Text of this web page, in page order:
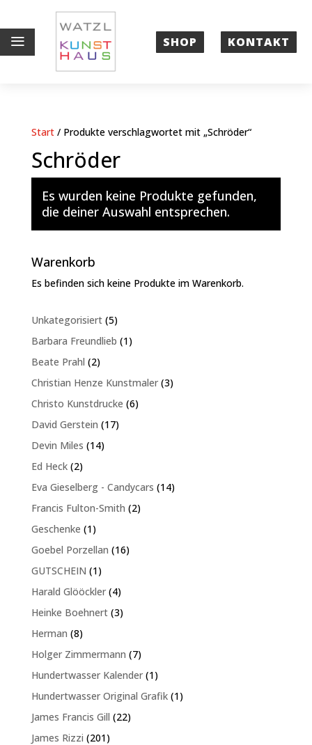
a SHOP KONTAKT
Start/ Produkte verschlagwortet mit „Schröder“
Schröder
Es wurden keine Produkte gefunden,
die deiner Auswahl entsprechen.
Warenkorb
Es befinden sich keine Produkte im Warenkorb.
Unkategorisiert 55
Produkte
Barbara Freundlieb 11
Beate Prahl 22
Produkte
Christian Henze Kunstmaler 33
Christo Kunstdrucke 66
David Gerstein 1717
Devin Miles 1414
Ed Heck 22
Produkte
Eva Gieselberg - Candycars 1414
Francis Fulton-Smith 22
Geschenke 11
Produkt
Goebel Porzellan 1616
GUTSCHEIN 11
Produkt
Harald Glööckler 44
Produkte
Heinke Boehnert 33
Herman 88
Holger Zimmermann 77
Produkte
Hundertwasser Kalender 11
Produkt
Hundertwasser Original Grafik 11
James Francis Gill 2222
James Rizzi 201201